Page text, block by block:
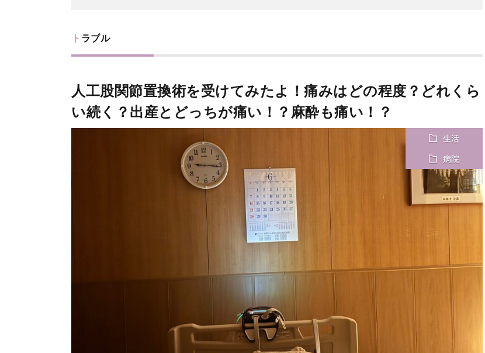
トラブル
人工股関節置換術を受けてみたよ！痛みはどの程度？どれくら
い続く？出産とどっちが痛い！？麻酔も痛い！？
生活
病院